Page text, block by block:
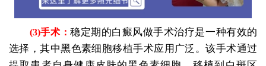
(3)手术：稳定期的白癜风做手术治疗是一种有效的
选择，其中黑色素细胞移植手术应用广泛。该手术通过